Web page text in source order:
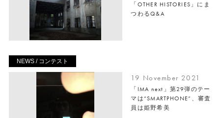
「OTHER HISTORIES」にま
つわるQ&A
NEWS / コンテスト
19 November 2021
「IMA next」第29弾のテー
マは“SMARTPHONE”、審査
員は姫野希美